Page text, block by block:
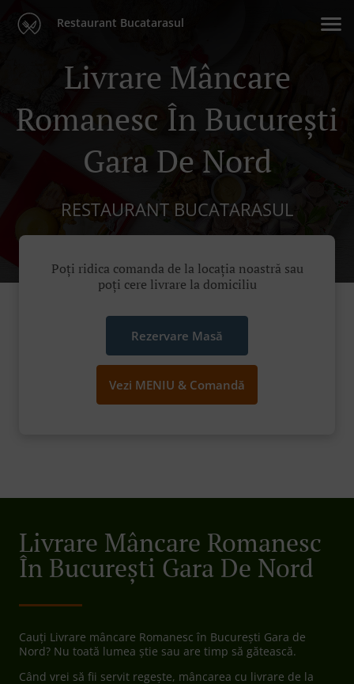
Restaurant Bucatarasul
Livrare Mâncare
Romanesc În București
Gara De Nord
RESTAURANT BUCATARASUL
Poți ridica comanda de la locația noastră sau
poți cere livrare la domiciliu
Rezervare Masă
Vezi MENIU & Comandă
Livrare Mâncare Romanesc
În București Gara De Nord
Cauți Livrare mâncare Romanesc în București Gara de
Nord? Nu toată lumea știe sau are timp să gătească.
Când vrei să fii servit regește, mâncarea cu livrare de la